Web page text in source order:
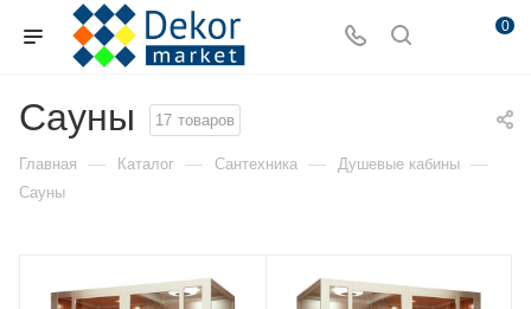
0
Сауны 17 товаров
Главная — Каталог — Сантехника — Душевые кабины —
Сауны